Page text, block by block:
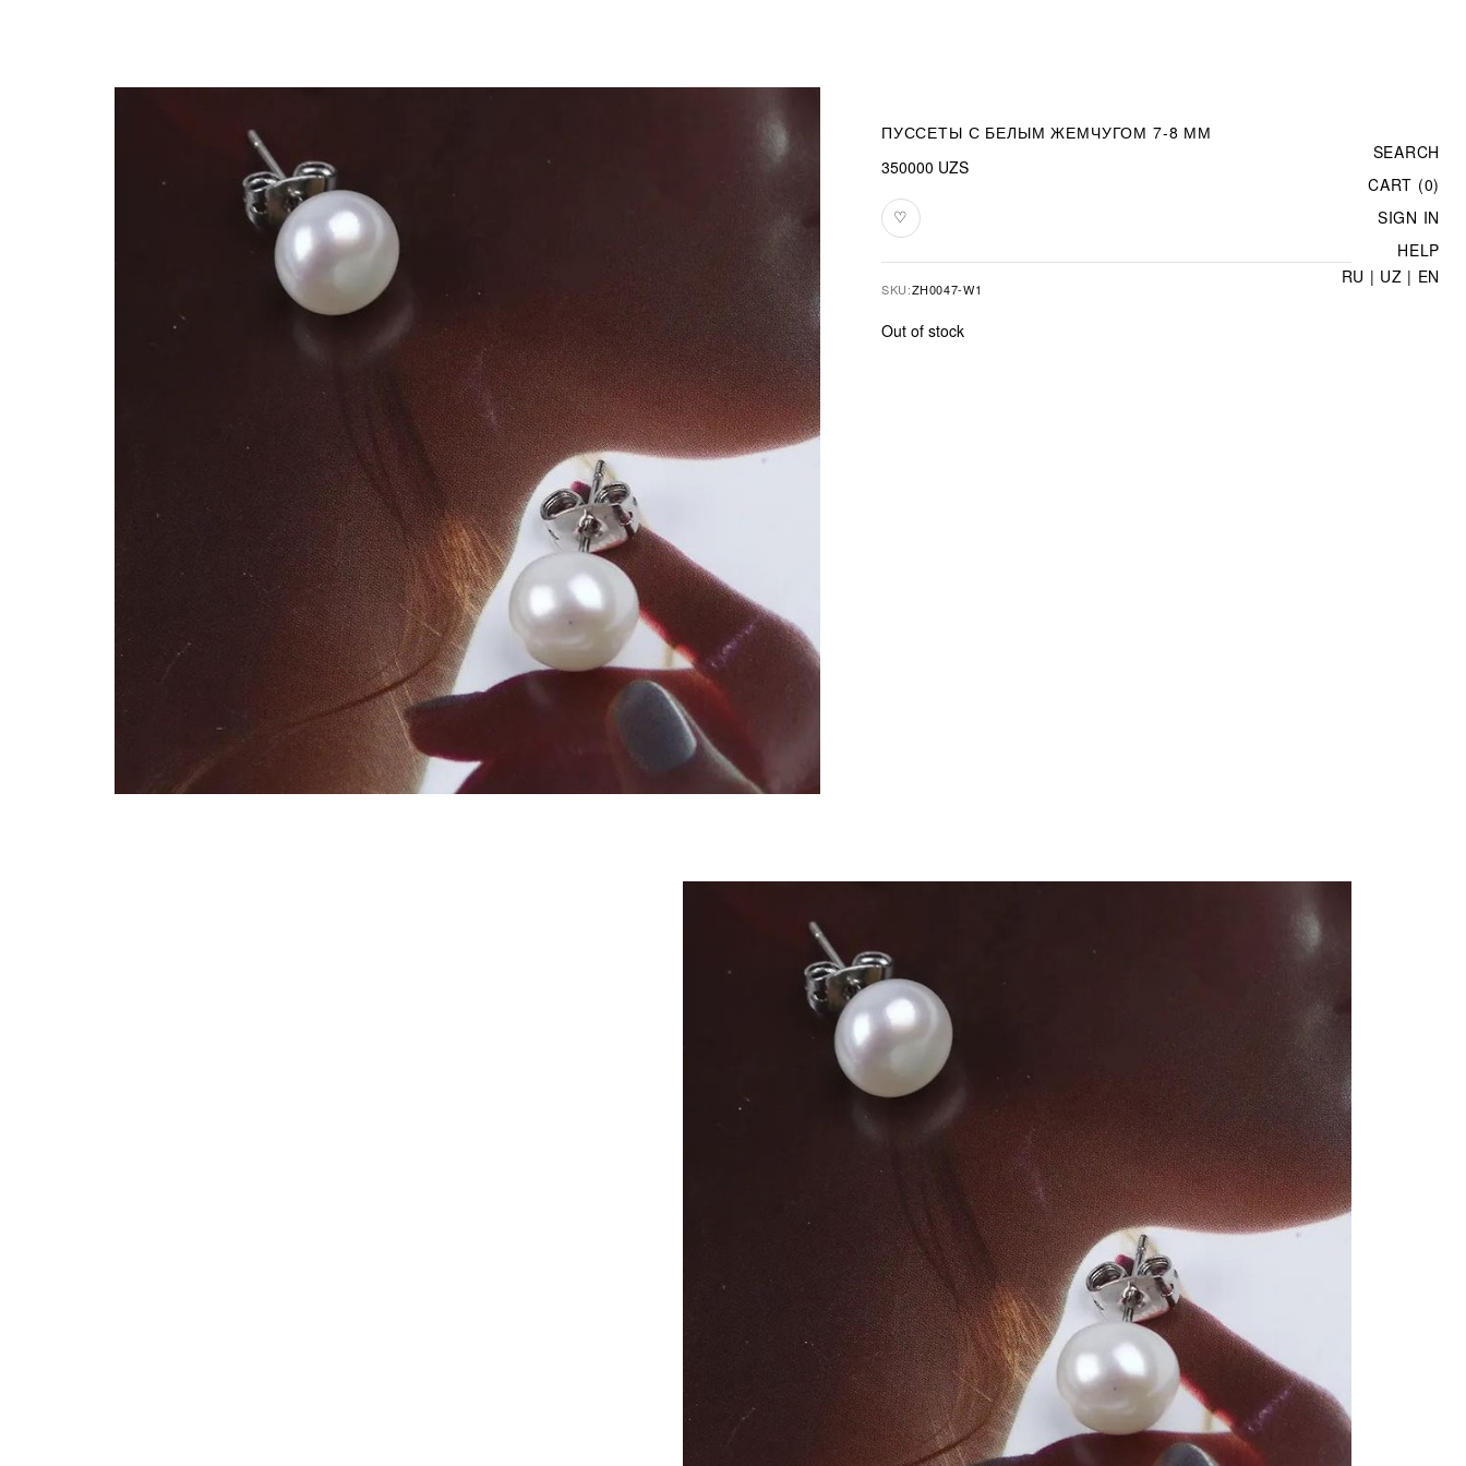
SEARCH
CART (0)
SIGN IN
HELP
RU | UZ | EN
ПУССЕТЫ С БЕЛЫМ ЖЕМЧУГОМ 7-8 ММ
350000 UZS
♡Add
to
SKU:ZH0047-W1
Out of stock